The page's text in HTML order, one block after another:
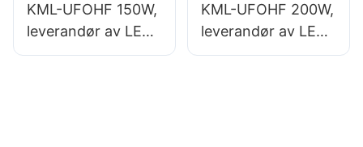
sapplikasjoner.
sapplikasjoner.
KML-UFOHF 150W,
leverandør av LED-
høybalys for
KML-UFOHF 200W,
leverandør av LED-
høybalys for